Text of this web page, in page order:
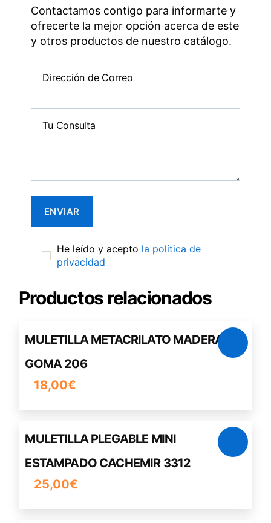
Contactamos contigo para informarte y
ofrecerte la mejor opción acerca de este
y otros productos de nuestro catálogo.
He leído y acepto la política de
privacidad
Productos relacionados
MULETILLA METACRILATO MADERA
GOMA 206
18,00€
MULETILLA PLEGABLE MINI
ESTAMPADO CACHEMIR 3312
25,00€